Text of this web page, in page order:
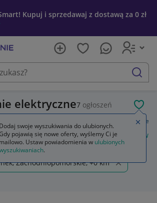
Kupuj i sprzedawaj z dostawą za 0 zł
szukaj
elektryczne7 ogłoszeń
Wyposażenie elektryczne
i elektroniczne wyposażenie pojazdów
Zachodniopomorskie, +0 km
Dodaj swoje wyszukiwania do ulubionych.
pojawią się nowe oferty, wyślemy Ci je
mailowo. Ustaw powiadomienia w ulubionych
.